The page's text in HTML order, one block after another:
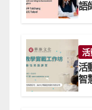
語
活
活
智